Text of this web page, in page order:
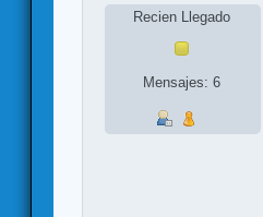
Recien Llegado
Mensajes: 6